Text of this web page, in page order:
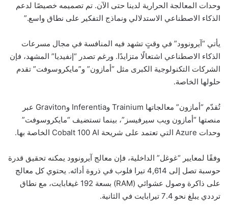
وحدات المعالجة الحرارية لدينا حتى الآن. تم تصميمه خصيصًا لدعم
الذكاء الاصطناعي الاستدلالي ونماذج التفكير على نطاق واسع.”
يأتي “آيرونوود” في وقتٍ تشهد فيه المنافسة في مجال مسرعات
الذكاء الاصطناعي اشتعالًا متزايدًا. ورغم تصدر “إنفيديا” المشهد، فإن
الشركات التكنولوجية الكبرى مثل “أمازون” و”مايكروسوفت” تقدم
حلولها الخاصة.
تُقدّم “أمازون” معالجاتها Trainium وInferentia وGraviton عبر
منصتها “أمازون ويب سيرفيسز”، بينما تستضيف “مايكروسوفت”
وحدات Azure التي تعتمد على شريحة Cobalt 100 AI الخاصة بها.
وفقًا لمعايير “غوغل” الداخلية، فإن معالج آيرونوود يمكنه تحقيق قدرة
حوسبة تصل إلى 4,614 تيرا فلوب في ذروة أدائه. يحتوي كل معالج
على ذاكرة وصول عشوائي (RAM) بسعة 192 غيغابايت، مع نطاق
ترددي يبلغ نحو 7.4 تيرابايت في الثانية.